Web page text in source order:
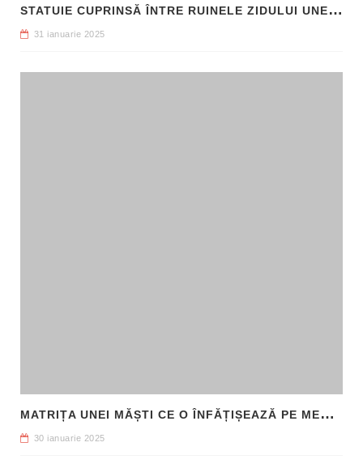
S
TATUIE CUPRINSĂ ÎNTRE RUINELE ZIDULUI UNEI CLĂDIRI, DESCOPERITĂ LA FILIPI
31 ianuarie 2025
M
ATRIȚA UNEI MĂȘTI CE O ÎNFĂȚIȘEAZĂ PE MEDUSA, DESCOPERITĂ ÎN SICILIA
30 ianuarie 2025